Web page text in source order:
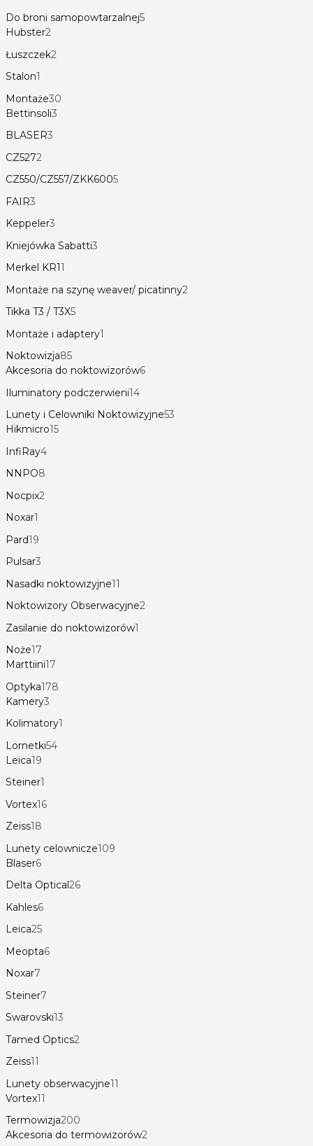
Do broni samopowtarzalnej5
Hubster2
Łuszczek2
Stalon1
Montaże30
Bettinsoli3
BLASER3
CZ5272
CZ550/CZ557/ZKK6005
FAIR3
Keppeler3
Kniejówka Sabatti3
Merkel KR11
Montaże na szynę weaver/ picatinny2
Tikka T3 / T3X5
Montaże i adaptery1
Noktowizja85
Akcesoria do noktowizorów6
Iluminatory podczerwieni14
Lunety i Celowniki Noktowizyjne53
Hikmicro15
InfiRay4
NNPO8
Nocpix2
Noxar1
Pard19
Pulsar3
Nasadki noktowizyjne11
Noktowizory Obserwacyjne2
Zasilanie do noktowizorów1
Noże17
Marttiini17
Optyka178
Kamery3
Kolimatory1
Lornetki54
Leica19
Steiner1
Vortex16
Zeiss18
Lunety celownicze109
Blaser6
Delta Optical 26
Kahles6
Leica25
Meopta6
Noxar7
Steiner7
Swarovski13
Tamed Optics2
Zeiss11
Lunety obserwacyjne11
Vortex11
Termowizja200
Akcesoria do termowizorów2